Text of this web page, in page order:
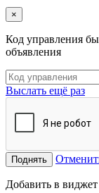
×
Код управления
объявления
Выслать ещё раз
Поднять
Добавить в